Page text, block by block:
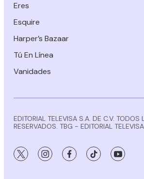
Eres
Esquire
Harper’s Bazaar
Tú En Línea
Vanidades
EDITORIAL TELEVISA S.A. DE C.V. TODOS
RESERVADOS. TBG - EDITORIAL
twitter instagramfacebooktiktok youtube